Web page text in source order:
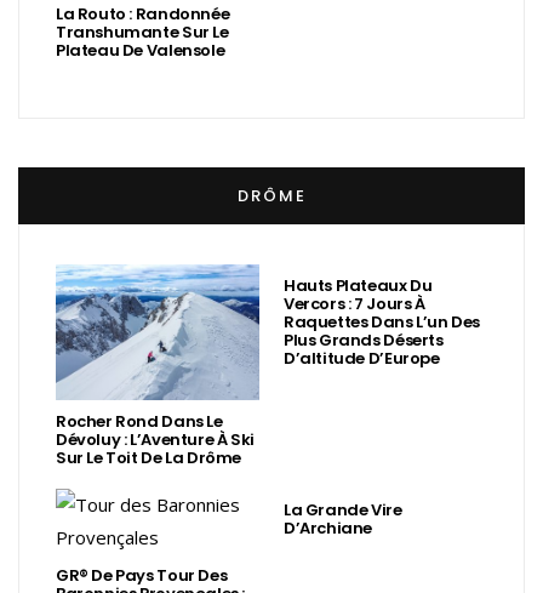
La Routo : Randonnée
Transhumante Sur Le
Plateau De Valensole
DRÔME
Rocher Rond Dans Le
Dévoluy : L’Aventure À Ski
Sur Le Toit De La Drôme
Hauts Plateaux Du
Vercors : 7 Jours À
Raquettes Dans L’un Des
Plus Grands Déserts
D’altitude D’Europe
GR® De Pays Tour Des
La Grande Vire
D’Archiane